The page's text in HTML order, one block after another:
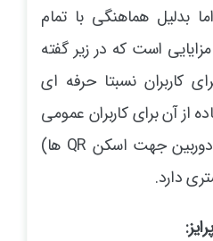
بدلیل هماهنگی با تمام
مزایایی است که در زیر گفته
کاربران نسبتا حرفه ای
از آن برای کاربران عمومی
در مواردی (مثل اتصال دوربین جهت اسکن QR ها)
دارد.